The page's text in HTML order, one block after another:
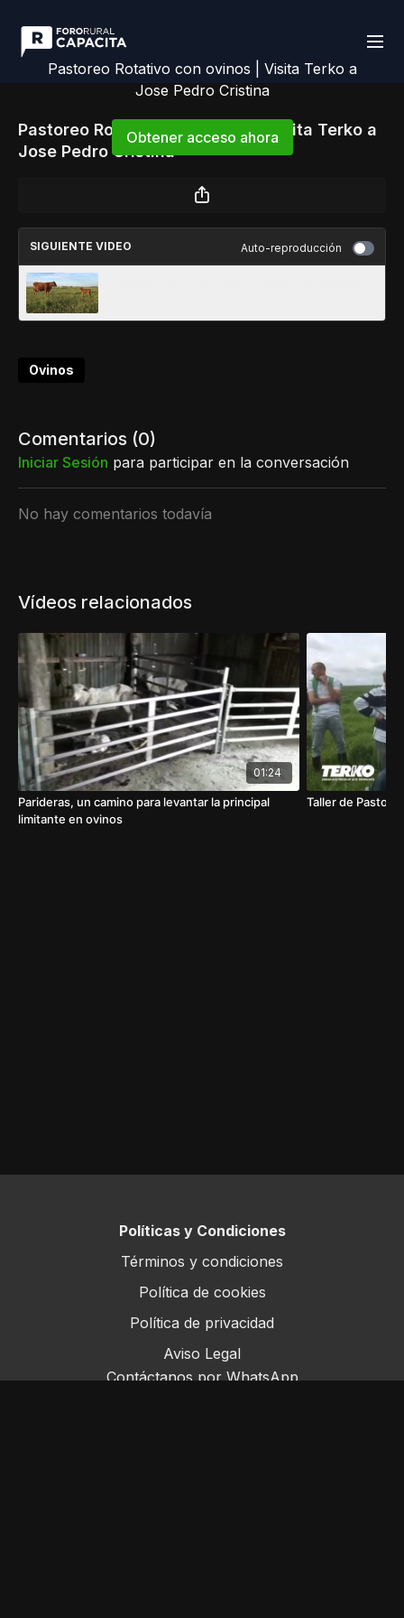
Pastoreo Rotativo con ovinos | Visita Terko a
Jose Pedro Cristina
Obtener acceso ahora
iniciar sesiónpara continuar
Pastoreo Rotativo con ovinos | Visita Terko a
Jose Pedro Cristina
SIGUIENTE VIDEO Auto-reproducción
Ovinos
Comentarios (0)
Iniciar Sesión para participar en la conversación
No hay comentarios todavía
Vídeos relacionados
01:24
Parideras, un camino para levantar la principal
limitante en ovinos
Taller de
Políticas y Condiciones
Términos y condiciones
Política de cookies
Política de privacidad
Aviso Legal
Contáctanos por WhatsApp